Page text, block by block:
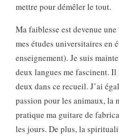
mettre pour démêler le tout.
Ma faiblesse est devenue
mes études universitaires en
enseignement). Je suis
deux langues me fascinent.
deux dans ce recueil. J’ai
passion pour les animaux, la
pratique ma guitare de
les jours. De plus, la